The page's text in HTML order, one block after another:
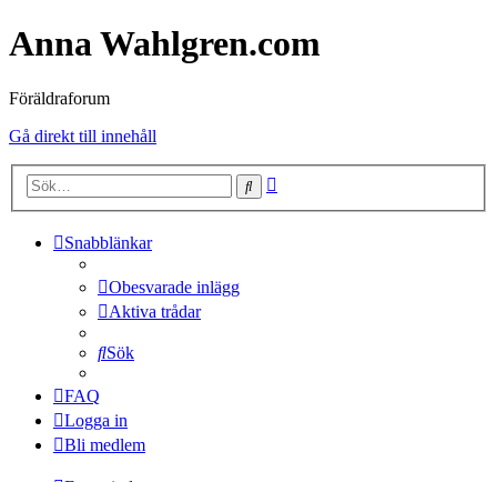
Anna Wahlgren.com
Föräldraforum
Gå direkt till innehåll
Sök
Snabblänkar
Obesvarade inlägg
Aktiva trådar
Sök
FAQ
Logga in
Bli medlem